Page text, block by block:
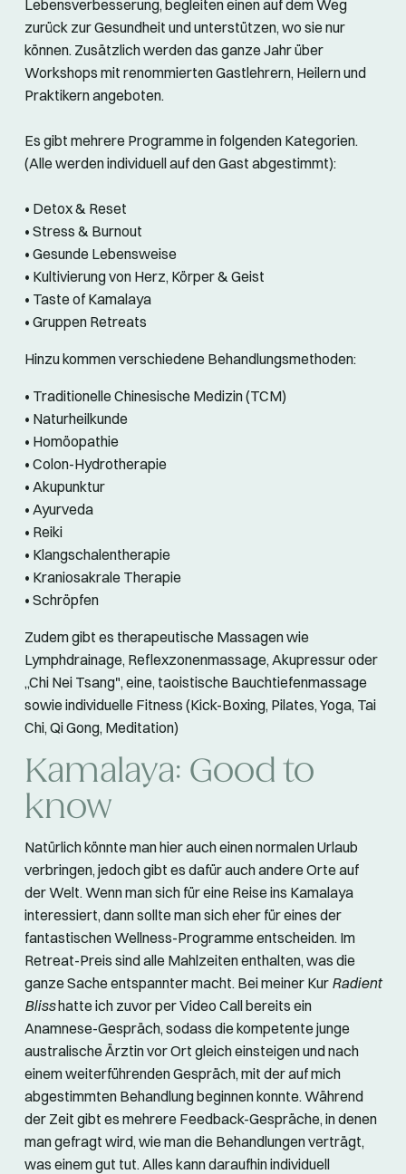
Lebensverbesserung, begleiten einen auf dem Weg
zurück zur Gesundheit und unterstützen, wo sie nur
können. Zusätzlich werden das ganze Jahr über
Workshops mit renommierten Gastlehrern, Heilern und
Praktikern angeboten.
Es gibt mehrere Programme in folgenden Kategorien.
(Alle werden individuell auf den Gast abgestimmt):
• Detox & Reset
• Stress & Burnout
• Gesunde Lebensweise
• Kultivierung von Herz, Körper & Geist
• Taste of Kamalaya
• Gruppen Retreats
Hinzu kommen verschiedene Behandlungsmethoden:
• Traditionelle Chinesische Medizin (TCM)
• Naturheilkunde
• Homöopathie
• Colon-Hydrotherapie
• Akupunktur
• Ayurveda
• Reiki
• Klangschalentherapie
• Kraniosakrale Therapie
• Schröpfen
Zudem gibt es therapeutische Massagen wie
Lymphdrainage, Reflexzonenmassage, Akupressur oder
„Chi Nei Tsang", eine, taoistische Bauchtiefenmassage
sowie individuelle Fitness (Kick-Boxing, Pilates, Yoga, Tai
Chi, Qi Gong, Meditation)
Kamalaya: Good to
know
Natürlich könnte man hier auch einen normalen Urlaub
verbringen, jedoch gibt es dafür auch andere Orte auf
der Welt. Wenn man sich für eine Reise ins Kamalaya
interessiert, dann sollte man sich eher für eines der
fantastischen Wellness-Programme entscheiden. Im
Retreat-Preis sind alle Mahlzeiten enthalten, was die
ganze Sache entspannter macht. Bei meiner Kur Radient
Blisshatte ich zuvor per Video Call bereits ein
Anamnese-Gespräch, sodass die kompetente junge
australische Ärztin vor Ort gleich einsteigen und nach
einem weiterführenden Gespräch, mit der auf mich
abgestimmten Behandlung beginnen konnte. Während
der Zeit gibt es mehrere Feedback-Gespräche, in denen
man gefragt wird, wie man die Behandlungen verträgt,
was einem gut tut. Alles kann daraufhin individuell